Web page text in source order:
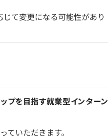
て変更になる可能性があり
プを目指す就業型インターン
いただきます。